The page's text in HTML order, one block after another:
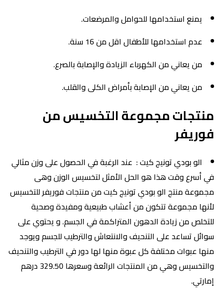
يمنع استخدامها للحوامل والمرضعات.
عدم استخدامها للأطفال اقل من 16 سنة.
من يعاني من الكهرباء الزيادة والإصابة بالصرع.
من يعاني من الإصابة بأمراض الكلى والقلب.
منتجات مجموعة التخسيس من
فوريفر
الو بودي تونيج كيت : عند الرغبة في الحصول على وزن مثالي
في أسرع وقت هذا هو الحل الأمثل لتخسيس الوزن وهى
مجموعة منتج الو بودي تونيج كيت من منتجات فوريفر للتخسيس
لأنها مجموعة تتكون من أعشاب طبيعية ومفيدة وصحية
للتخلص من زيادة الدهون المتراكمة في الجسم. و يحتوي على
سوائل تساعد على التنحيف والانتعاش والترطيب للجسم ويوجد
منها عبوات مختلفة كل عبوة منها لها دور في الترطيب والتنحيف
والتخسيس وهي من المنتجات الرائعة وسعرها 329.50 درهم
إمارتي.